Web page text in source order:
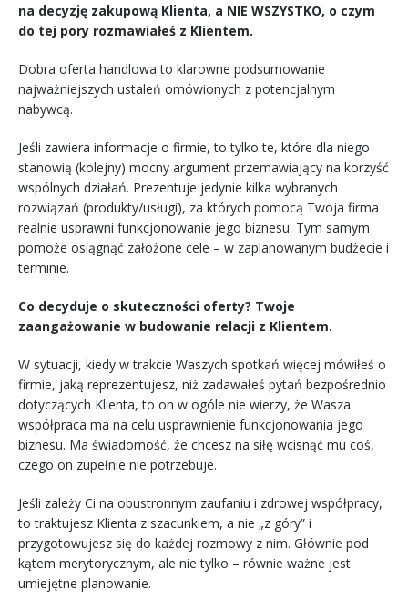
na decyzję zakupową Klienta, a NIE WSZYSTKO, o czym
do tej pory rozmawiałeś z Klientem.
Dobra oferta handlowa to klarowne podsumowanie
najważniejszych ustaleń omówionych z potencjalnym
nabywcą.
Jeśli zawiera informacje o firmie, to tylko te, które dla niego
stanowią (kolejny) mocny argument przemawiający na korzyść
wspólnych działań. Prezentuje jedynie kilka wybranych
rozwiązań (produkty/usługi), za których pomocą Twoja firma
realnie usprawni funkcjonowanie jego biznesu. Tym samym
pomoże osiągnąć założone cele – w zaplanowanym budżecie i
terminie.
Co decyduje o skuteczności oferty? Twoje
zaangażowanie w budowanie relacji z Klientem.
W sytuacji, kiedy w trakcie Waszych spotkań więcej mówiłeś o
firmie, jaką reprezentujesz, niż zadawałeś pytań bezpośrednio
dotyczących Klienta, to on w ogóle nie wierzy, że Wasza
współpraca ma na celu usprawnienie funkcjonowania jego
biznesu. Ma świadomość, że chcesz na siłę wcisnąć mu coś,
czego on zupełnie nie potrzebuje.
Jeśli zależy Ci na obustronnym zaufaniu i zdrowej współpracy,
to traktujesz Klienta z szacunkiem, a nie „z góry” i
przygotowujesz się do każdej rozmowy z nim. Głównie pod
kątem merytorycznym, ale nie tylko – równie ważne jest
umiejętne planowanie.